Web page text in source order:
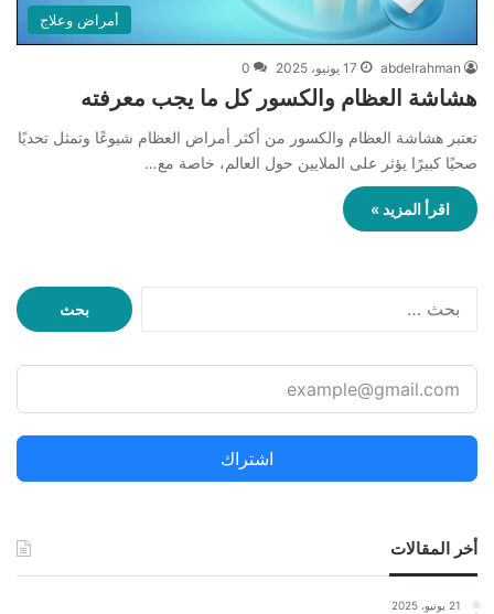
أمراض وعلاج
abdelrahman 17 يونيو، 2025 0
هشاشة العظام والكسور كل ما يجب معرفته
تعتبر هشاشة العظام والكسور من أكثر أمراض العظام شيوعًا وتمثل تحديًا
صحيًا كبيرًا يؤثر على الملايين حول العالم، خاصة مع…
اقرأ المزيد »
ح
ع
ن
اشتراك
أخر المقالات
21 يونيو، 2025